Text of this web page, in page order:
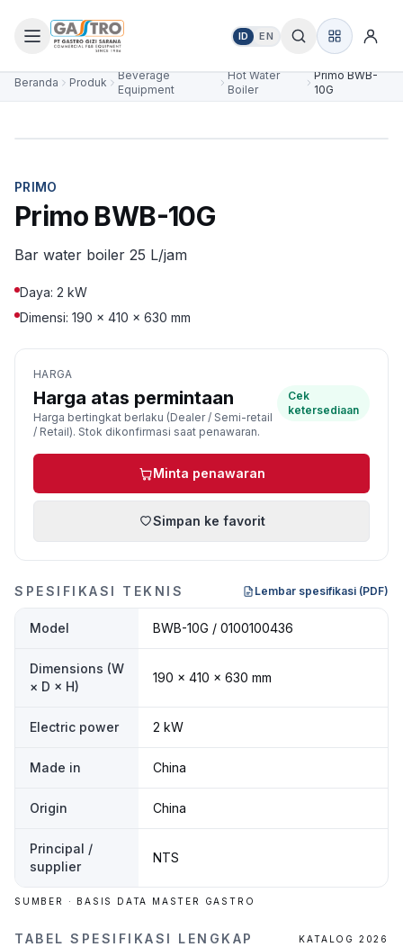
ID EN
Beranda Produk
Beverage
Equipment
Hot Water
Boiler
Primo BWB-
10G
PRIMO
Primo BWB-10G
Bar water boiler 25 L/jam
Daya: 2 kW
Dimensi: 190 × 410 × 630 mm
HARGA
Harga atas permintaan
Harga bertingkat berlaku (Dealer / Semi-retail
/ Retail). Stok dikonfirmasi saat penawaran.
Cek
ketersediaan
Minta penawaran
Simpan ke favorit
SPESIFIKASI TEKNIS Lembar spesifikasi (PDF)
Model BWB-10G / 0100100436
Dimensions (W
× D × H)
190 × 410 × 630 mm
Electric power 2 kW
Made in China
Origin China
Principal /
supplier
NTS
SUMBER · BASIS DATA MASTER GASTRO
TABEL SPESIFIKASI LENGKAP KATALOG 2026